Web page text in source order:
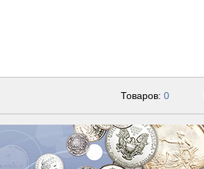
Товаров: 0